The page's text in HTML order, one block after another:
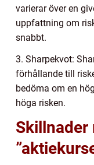
varierar över en
uppfattning om
snabbt.
3. Sharpekvot:
förhållande till
bedöma om en
höga risken.
Skillnader